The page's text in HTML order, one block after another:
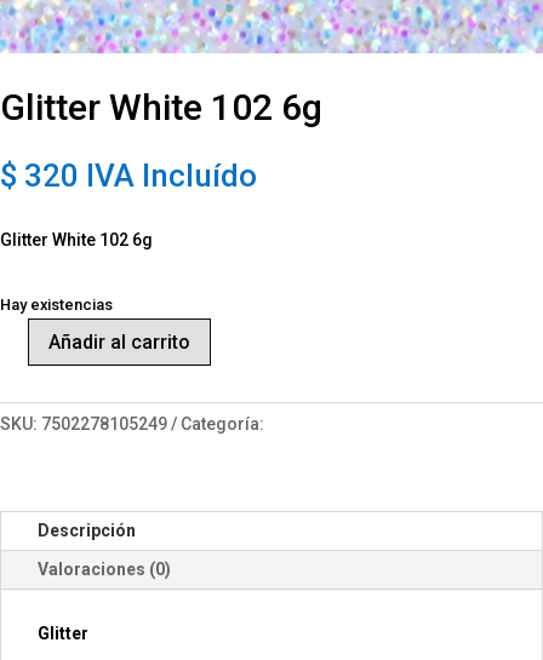
Glitter White 102 6g
$ 320 IVA Incluído
Glitter White 102 6g
Hay existencias
102
Añadir al carrito
SKU: 7502278105249 Categoría:
Descripción
Valoraciones (0)
Glitter